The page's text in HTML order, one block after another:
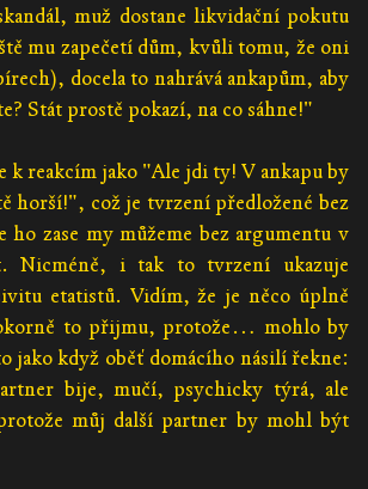
muž dostane likvidační pokutu
mu zapečetí dům, kvůli tomu, že oni
docela to nahrává ankapům, aby
Stát prostě pokazí, na co sáhne!"
k reakcím jako "Ale jdi ty! V ankapu by
horší!", což je tvrzení předložené bez
ho zase my můžeme bez argumentu v
Nicméně, i tak to tvrzení ukazuje
etatistů. Vidím, že je něco úplně
to přijmu, protože… mohlo by
jako když oběť domácího násilí řekne:
bije, mučí, psychicky týrá, ale
můj další partner by mohl být